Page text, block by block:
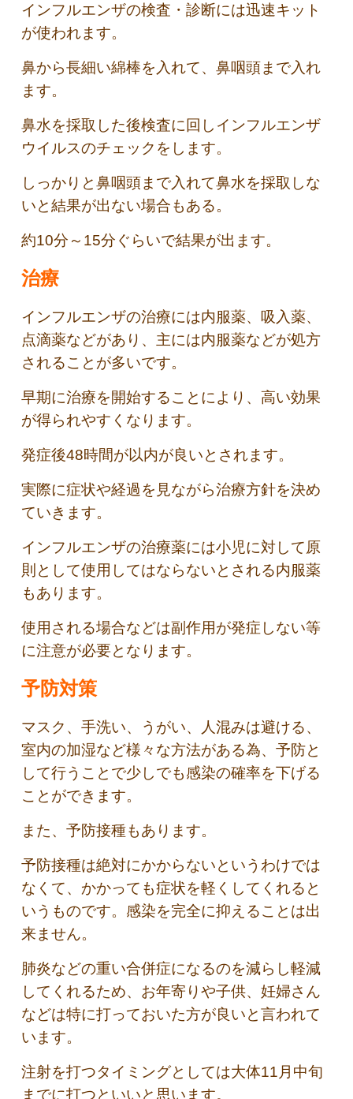
インフルエンザの検査・診断には迅速キット
が使われます。
鼻から長細い綿棒を入れて、鼻咽頭まで入れ
ます。
鼻水を採取した後検査に回しインフルエンザ
ウイルスのチェックをします。
しっかりと鼻咽頭まで入れて鼻水を採取しな
いと結果が出ない場合もある。
約10分～15分ぐらいで結果が出ます。
治療
インフルエンザの治療には内服薬、吸入薬、
点滴薬などがあり、主には内服薬などが処方
されることが多いです。
早期に治療を開始することにより、高い効果
が得られやすくなります。
発症後48時間が以内が良いとされます。
実際に症状や経過を見ながら治療方針を決め
ていきます。
インフルエンザの治療薬には小児に対して原
則として使用してはならないとされる内服薬
もあります。
使用される場合などは副作用が発症しない等
に注意が必要となります。
予防対策
マスク、手洗い、うがい、人混みは避ける、
室内の加湿など様々な方法がある為、予防と
して行うことで少しでも感染の確率を下げる
ことができます。
また、予防接種もあります。
予防接種は絶対にかからないというわけでは
なくて、かかっても症状を軽くしてくれると
いうものです。感染を完全に抑えることは出
来ません。
肺炎などの重い合併症になるのを減らし軽減
してくれるため、お年寄りや子供、妊婦さん
などは特に打っておいた方が良いと言われて
います。
注射を打つタイミングとしては大体11月中旬
までに打つといいと思います。